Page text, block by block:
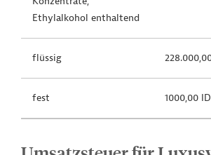
Ethylalkohol enthaltend
flüssig
fest 1000,00